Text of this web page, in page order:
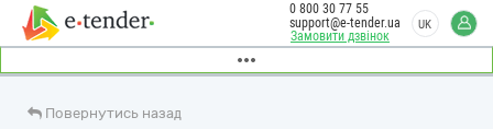
Замовити дзвінок
0 800 30 77 55
support@e-tender.ua
UK
Повернутись назад